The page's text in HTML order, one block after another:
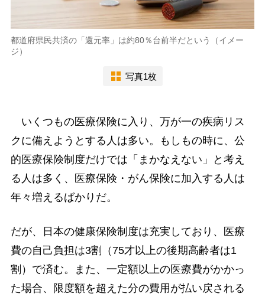
都道府県民共済の「還元率」は約80％台前半だという（イメー
ジ）
写真1枚
いくつもの医療保険に入り、万が一の疾病リス
クに備えようとする人は多い。もしもの時に、公
的医療保険制度だけでは「まかなえない」と考え
る人は多く、医療保険・がん保険に加入する人は
年々増えるばかりだ。
だが、日本の健康保険制度は充実しており、医療
費の自己負担は3割（75才以上の後期高齢者は1
割）で済む。また、一定額以上の医療費がかかっ
た場合、限度額を超えた分の費用が払い戻される